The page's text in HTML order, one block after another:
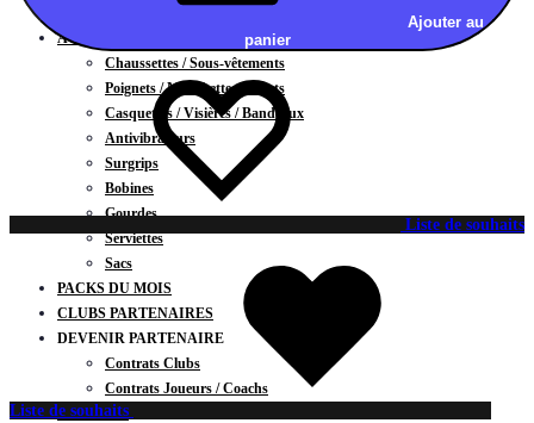
ACCESSOIRES
Chaussettes / Sous-vêtements
Poignets / Manchettes / Gants
Casquettes / Visières / Bandeaux
Antivibrateurs
Surgrips
Bobines
Gourdes
Serviettes
Sacs
PACKS DU MOIS
CLUBS PARTENAIRES
DEVENIR PARTENAIRE
Contrats Clubs
Contrats Joueurs / Coachs
CONTACT
Ajouter au
panier
Liste de souhaits
Liste de souhaits